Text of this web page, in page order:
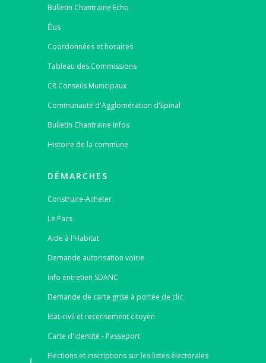
Bulletin Chantraine Echo
Élus
Coordonnées et horaires
Tableau des Commissions
CR Conseils Municipaux
Communauté d'Agglomération d'Epinal
Bulletin Chantraine Infos
Histoire de la commune
DÉMARCHES
Construire-Acheter
Le Pacs
Aide à l'Habitat
Demande autorisation voirie
Info entretien SDANC
Demande de carte grise à portée de clic
Etat-civil et recensement citoyen
Carte d'identité - Passeport
Elections et inscriptions sur les listes électorales